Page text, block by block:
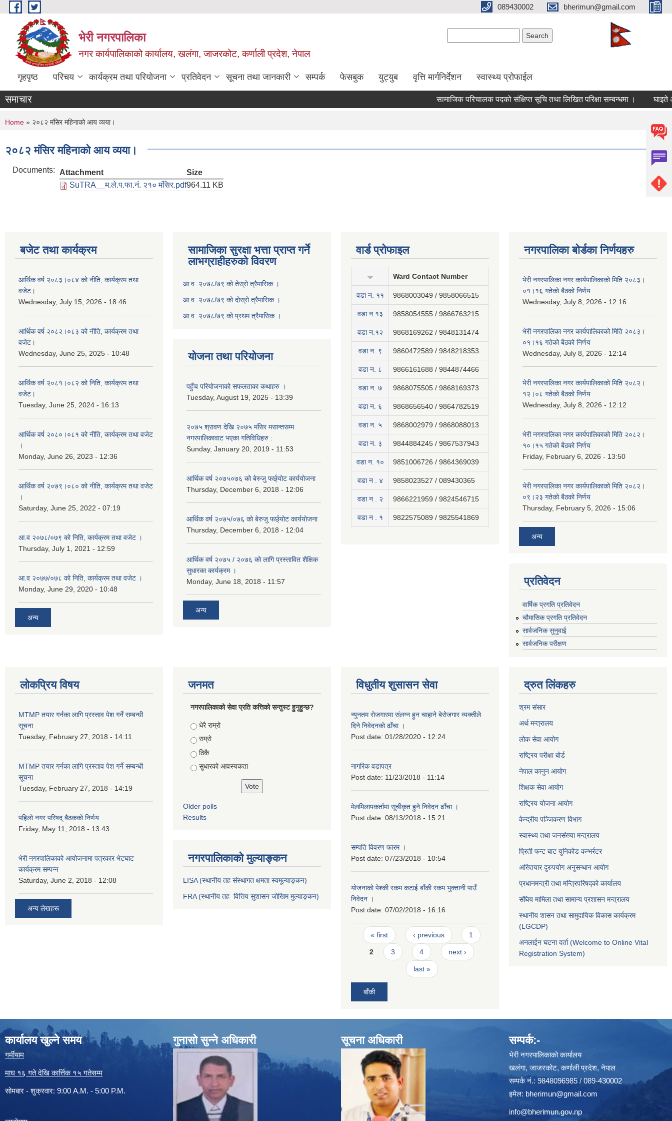
Skip to main content 089430002 bherimun@gmail.com
भेरी नगरपालिका
नगर कार्यपालिकाको कार्यालय, खलंगा, जाजरकोट, कर्णाली प्रदेश, नेपाल
गृहपृष्ठ परिचय कार्यक्रम तथा परियोजना प्रतिवेदन सूचना तथा जानकारी सम्पर्क फेसबुक युट्युब वृत्ति मार्गनिर्देशन स्वास्थ्य प्रोफाईल
समाचार सामाजिक परिचालक पदको संक्षिप्त सूचि तथा लिखित परिक्षा सम्बन्धमा । घाइते
You are here
Home » २०८२ मंसिर महिनाको आय व्यया।
२०८२ मंसिर महिनाको आय व्यया।
Documents: Attachment
Size
SuTRA__म.ले.प.फा.नं. २१० मंसिर.pdf964.11 KB
बजेट तथा कार्यक्रम
आर्थिक वर्ष २०८३।०८४ को नीति, कार्यक्रम तथा
वजेट।
Wednesday, July 15, 2026 - 18:46
आर्थिक वर्ष २०८२।०८३ को नीति, कार्यक्रम तथा
वजेट।
Wednesday, June 25, 2025 - 10:48
आर्थिक वर्ष २०८१।०८२ को निति, कार्यक्रम तथा
वजेट।
Tuesday, June 25, 2024 - 16:13
आर्थिक वर्ष २०८०।०८१ को नीति, कार्यक्रम तथा वजेट
।
Monday, June 26, 2023 - 12:36
आर्थिक वर्ष २०७९।०८० को नीति, कार्यक्रम तथा वजेट
।
Saturday, June 25, 2022 - 07:19
आ.व २०७८/०७९ को निति, कार्यक्रम तथा वजेट ।
Thursday, July 1, 2021 - 12:59
आ.व २०७७/०७८ को निति, कार्यक्रम तथा वजेट ।
Monday, June 29, 2020 - 10:48
अन्य
सामाजिका सुरक्षा भत्ता प्राप्त गर्ने
लाभग्राहीहरुको विवरण
आ.व. २०७८/७९ को तेस्रो त्रैमासिक ।
आ.व. २०७८/७९ को दोस्रो त्रैमासिक ।
आ.व. २०७८/७९ को प्रथम त्रैमासिक ।
योजना तथा परियोजना
पहुँच परियोजनाको सफलताका कथाहरु ।
Tuesday, August 19, 2025 - 13:39
२०७५ श्रावण देखि २०७५ मंसिर मसान्तसम्म
नगरपालिकावाट भएका गतिविधिहरु :
Sunday, January 20, 2019 - 11:53
आर्थिक वर्ष २०७५०७६ को बेरुजु फर्छ्योट कार्ययोजना
Thursday, December 6, 2018 - 12:06
आर्थिक वर्ष २०७५/०७६ को बेरुजु फर्छ्योट कार्ययोजना
Thursday, December 6, 2018 - 12:04
आर्थिक वर्ष २०७५ / २०७६ को लागि प्रस्तावित शैक्षिक
सुधारका कार्यक्रम ।
Monday, June 18, 2018 - 11:57
अन्य
वार्ड प्रोफाइल
Ward Contact Number
वडा न‍. ११ 9868003049 / 9858066515
वडा न.१३ 9858054555 / 9866763215
वडा न.१२ 9868169262 / 9848131474
वडा न. ९ 9860472589 / 9848218353
वडा न. ८ 9866161688 / 9844874466
वडा न. ७ 9868075505 / 9868169373
वडा न. ६ 9868656540 / 9864782519
वडा न. ५ 9868002979 / 9868088013
वडा न. ३ 9844884245 / 9867537943
वडा न. १० 9851006726 / 9864369039
वडा न . ४ 9858023527 / 089430365
वडा न . २ 9866221959 / 9824546715
वडा न . १ 9822575089 / 9825541869
नगरपालिका बोर्डका निर्णयहरु
भेरी नगरपालिका नगर कार्यपालिकाको मिति २०८३।
०१।१६ गतेको बैठको निर्णय
Wednesday, July 8, 2026 - 12:16
भेरी नगरपालिका नगर कार्यपालिकाको मिति २०८३।
०१।१६ गतेको बैठको निर्णय
Wednesday, July 8, 2026 - 12:14
भेरी नगरपालिका नगर कार्यपालिकाको मिति २०८२।
१२।०८ गतेको बैठको निर्णय
Wednesday, July 8, 2026 - 12:12
भेरी नगरपालिका नगर कार्यपालिकाको मिति २०८२।
१०।१५ गतेको बैठको निर्णय
Friday, February 6, 2026 - 13:50
भेरी नगरपालिका नगर कार्यपालिकाको मिति २०८२।
०९।२३ गतेको बैठको निर्णय
Thursday, February 5, 2026 - 15:06
अन्य
प्रतिवेदन
वार्षिक प्रगति प्रतिवेदन
चौमासिक प्रगति प्रतिवेदन
सार्वजनिक सुनुवाई
सार्वजनिक परीक्षण
लोकप्रिय विषय
MTMP तयार गर्नका लागि प्रस्ताव पेश गर्ने सम्बन्धी
सूचना
Tuesday, February 27, 2018 - 14:11
MTMP तयार गर्नका लागि प्रस्ताव पेश गर्ने सम्बन्धी
सूचना
Tuesday, February 27, 2018 - 14:19
पहिलो नगर परिषद् बैठकको निर्णय
Friday, May 11, 2018 - 13:43
भेरी नगरपालिकाको आयोजनामा पत्रकार भेटघाट
कार्यक्रम सम्पन्न
Saturday, June 2, 2018 - 12:08
अन्य लेखहरू
जनमत
नगरपालिकाको सेवा प्रति कत्तिको सन्तुस्ट हुनुहुन्छ?
Choices
धेरै राम्रो
राम्रो
ठिकै
सुधारको आवस्यकता
Older polls
Results
नगरपालिकाको मुल्याङ्कन
LISA (स्थानीय तह संस्थागत क्षमता स्वमूल्याङ्कन)
FRA (स्थानीय तह वित्तिय सुशासन जोखिम मुल्याङ्कन)
विधुतीय शुसासन सेवा
न्युनतम रोजगारमा संलग्न हुन चाहाने बेरोजगार व्यक्तीले
दिने निवेदनको ढाँचा ।
Post date: 01/28/2020 - 12:24
नागरिक वडापत्र
Post date: 11/23/2018 - 11:14
मेलमिलापकर्तामा सूचीकृत हुने निवेदन ढाँचा ।
Post date: 08/13/2018 - 15:21
सम्पति विवरण फारम ।
Post date: 07/23/2018 - 10:54
योजनाको पेश्की रकम कटाई बाँकी रकम भुक्तानी पाउँ
निवेदन ।
Post date: 07/02/2018 - 16:16
Pages
« first ‹ previous 1
2 3 4 next ›
last »
बाँकी
द्रुत लिंकहरु
श्रम संसार
अर्थ मन्त्रालय
लोक सेवा आयोग
राष्ट्रिय परीक्षा बोर्ड
नेपाल कानुन आयोग
शिक्षक सेवा आयोग
राष्ट्रिय योजना आयोग
केन्द्रीय पञ्जिकरण विभाग
स्वास्थ्य तथा जनसंख्या मन्त्रालय
प्रिती फन्ट बाट युनिकोड कन्भर्रटर
अख्तियार दुरुपयोग अनुसन्धान आयोग
प्रधानमन्त्री तथा मन्त्रिपरिषद्को कार्यालय
संघिय मामिला तथा सामान्य प्रशासन मन्त्रालय
स्थानीय शासन तथा सामुदायिक विकास कार्यक्रम
(LGCDP)
अनलाईन घटना दर्ता (Welcome to Online Vital
Registration System)
कार्यालय खुल्ने समय
गर्मीयाम
माघ १६ गते देखि कार्त्तिक १५ गतेसम्म
सोमबार - शुक्रवार: 9:00 A.M. - 5:00 P.M.
गुनासो सुन्ने अधिकारी सूचना अधिकारी सम्पर्क:-
भेरी नगरपालिकाको कार्यालय
खलंगा, जाजरकोट, कर्णाली प्रदेश, नेपाल
सम्पर्क नं.: 9848096985 / 089-430002
इमेल: bherimun@gmail.com
info@bherimun.gov.np